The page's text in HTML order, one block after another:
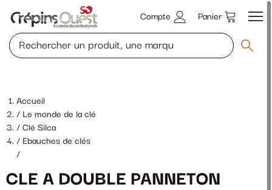
Compte Panier
Accueil
Le monde de la clé
Clé Silca
Ebauches de clés
/
CLE A DOUBLE PANNETON